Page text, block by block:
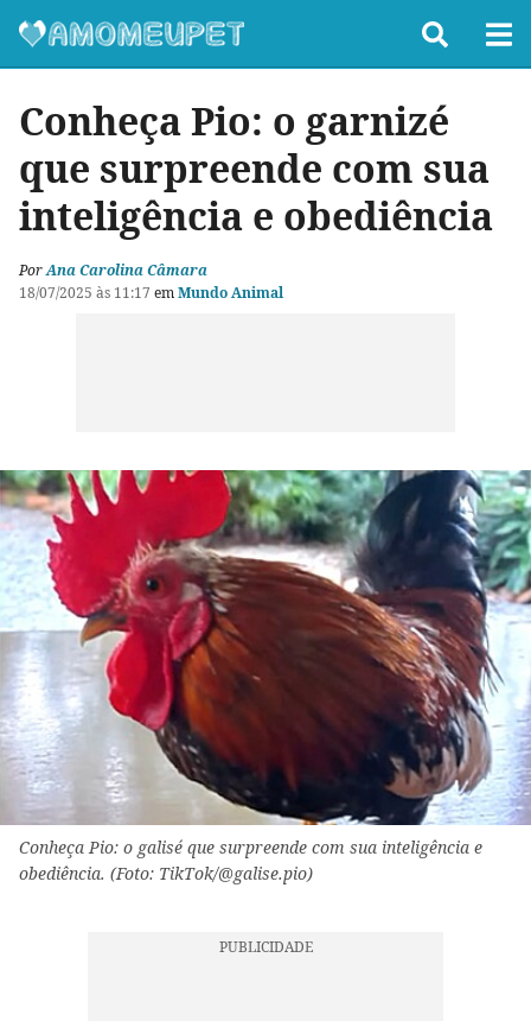
Conheça Pio: o garnizé
que surpreende com sua
inteligência e obediência
PorAna Carolina Câmara
18/07/2025 às 11:17 emMundo Animal
Conheça Pio: o galisé que surpreende com sua inteligência e
obediência. (Foto: TikTok/@galise.pio)